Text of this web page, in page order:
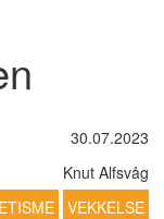
30.07.2023
Knut Alfsvåg
VEKKELSE